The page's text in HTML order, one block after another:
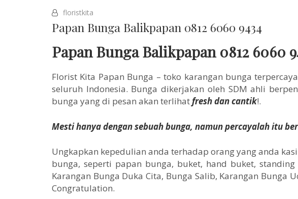
floristkita
Papan Bunga Balikpapan 0812 6060 9434
Papan Bunga Balikpapan 0812 6060
Florist Kita Papan Bunga – toko karangan bunga
seluruh Indonesia. Bunga dikerjakan oleh SDM ahli
bunga yang di pesan akan terlihatfresh dan cantik!.
Mesti hanya dengan sebuah bunga, namun percayalah itu
Ungkapkan kepedulian anda terhadap orang yang anda
bunga, seperti papan bunga, buket, hand buket, standing
Karangan Bunga Duka Cita, Bunga Salib, Karangan Bunga
Congratulation.